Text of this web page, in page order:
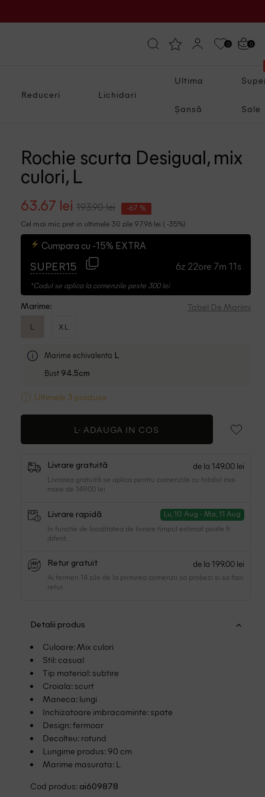
0 0
Reduceri Lichidari
Ultima
Șansă Sale
Rochie scurta Desigual, mix
culori, L
63.67 lei 193.90 lei -67 %
Cel mai mic pret in ultimele 30 zile 97.96 lei ( -35%)
Cumpara cu -15% EXTRA
SUPER15 6z 22ore 7m 10s
*Codul se aplica la comenzile peste 300 lei
Marime: Tabel De Marimi
L XL
Marime echivalenta L
Bust 94.5cm
Ultimele 3 produse
L-ADAUGA IN COS
Livrare gratuită de la 149.00 lei
Livrarea gratuită se aplica pentru comenzile cu totalul mai
mare de 149.00 lei
Livrare rapidă Lu, 10 Aug - Ma, 11 Aug
In functie de localitatea de livrare timpul estimat poate fi
diferit.
Retur gratuit de la 199.00 lei
Ai termen 14 zile de la primirea comenzii sa probezi si sa faci
retur.
Detalii produs
Culoare: Mix culori
Stil: casual
Tip material: subtire
Croiala: scurt
Maneca: lungi
Inchizatoare imbracaminte: spate
Design: fermoar
Decolteu: rotund
Lungime produs: 90 cm
Marime masurata: L
Cod produs: ai609878